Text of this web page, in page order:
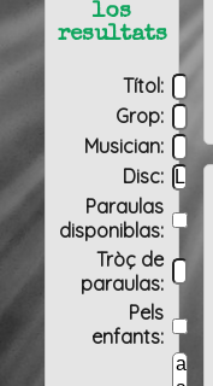
los
resultats
Títol:
Grop:
Musician:
Disc:
Paraulas
disponiblas:
Tròç de
paraulas:
Pels
enfants: